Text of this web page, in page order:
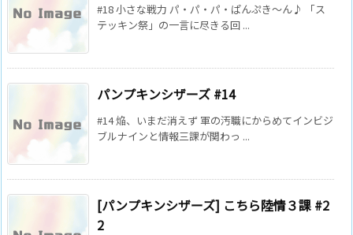
#18 小さな戦力 パ・パ・パ・ぱんぷき～ん♪ 「ス
テッキン祭」の一言に尽きる回 ...
パンプキンシザーズ #14
#14 焔、いまだ消えず 軍の汚職にからめてインビジ
ブルナインと情報三課が関わっ ...
[パンプキンシザーズ] こちら陸情３課 #2
2